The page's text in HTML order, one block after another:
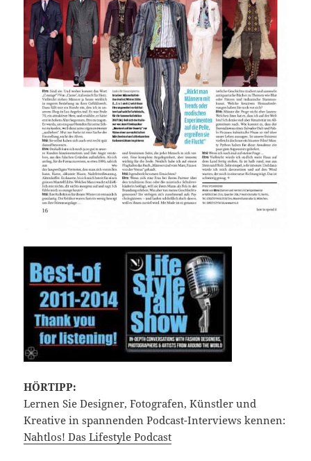
HÖRTIPP:
Lernen Sie Designer, Fotografen, Künstler und
Kreative in spannenden Podcast-Interviews kennen:
Nahtlos! Das Lifestyle Podcast